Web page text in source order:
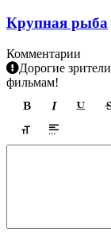
Крупная рыба
Комментарии
Дорогие
фильмам!